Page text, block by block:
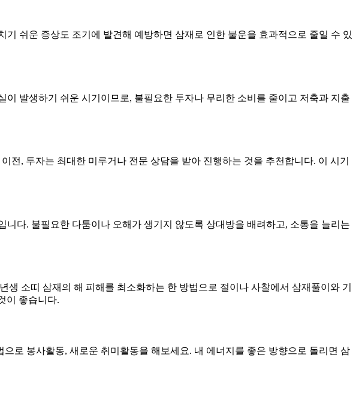
쉬운 증상도 조기에 발견해 예방하면 삼재로 인한 불운을 효과적으로 줄일 수 있
발생하기 쉬운 시기이므로, 불필요한 투자나 무리한 소비를 줄이고 저축과 지출
전, 투자는 최대한 미루거나 전문 상담을 받아 진행하는 것을 추천합니다. 이 시기
다. 불필요한 다툼이나 오해가 생기지 않도록 상대방을 배려하고, 소통을 늘리는
소띠 삼재의 해 피해를 최소화하는 한 방법으로 절이나 사찰에서 삼재풀이와 기
이 좋습니다.
로 봉사활동, 새로운 취미활동을 해보세요. 내 에너지를 좋은 방향으로 돌리면 삼